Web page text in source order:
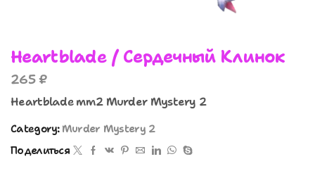
Heartblade / Сердечный Клинок
265₽
Heartblade mm2 Murder Mystery 2
Category: Murder Mystery 2
Поделиться